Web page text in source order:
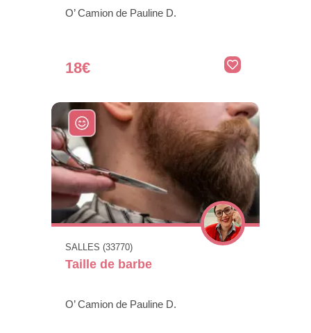
O’ Camion de Pauline D.
18€
SALLES (33770)
Taille de barbe
O’ Camion de Pauline D.